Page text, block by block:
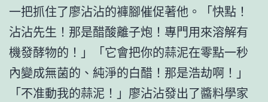
一把抓住了廖沾沾的褲腳催促著他。「快點！
沾沾先生！那是醋酸離子炮！專門用來溶解有
機發酵物的！」「它會把你的蒜泥在零點一秒
內變成無菌的、純淨的白醋！那是浩劫啊！」
「不准動我的蒜泥！」廖沾沾發出了醬料學家